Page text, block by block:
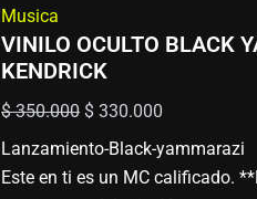
Musica
VINILO OCULTO BLACK
KENDRICK
$350.000 $ 330.000
Lanzamiento-Black-yammarazi
Este en ti es un MC calificado.